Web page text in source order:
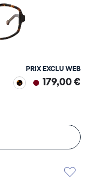
PRIX EXCLU WEB
179,00 €